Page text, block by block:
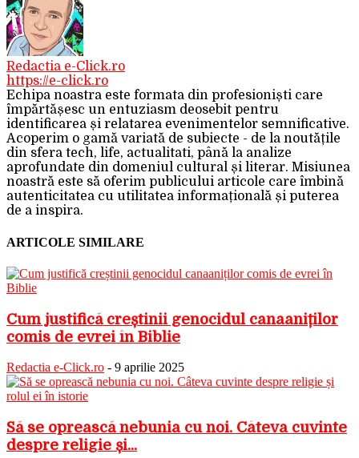
Redactia e-Click.ro
https://e-click.ro
Echipa noastra este formata din profesioniști care
împărtășesc un entuziasm deosebit pentru
identificarea și relatarea evenimentelor semnificative.
Acoperim o gamă variată de subiecte - de la noutățile
din sfera tech, life, actualitati, până la analize
aprofundate din domeniul cultural și literar. Misiunea
noastră este să oferim publicului articole care îmbină
autenticitatea cu utilitatea informațională și puterea
de a inspira.
ARTICOLE SIMILARE
Cum justifică creștinii genocidul canaaniților
comis de evrei în Biblie
Redactia e-Click.ro - 9 aprilie 2025
Să se oprească nebunia cu noi. Câteva cuvinte
despre religie și...